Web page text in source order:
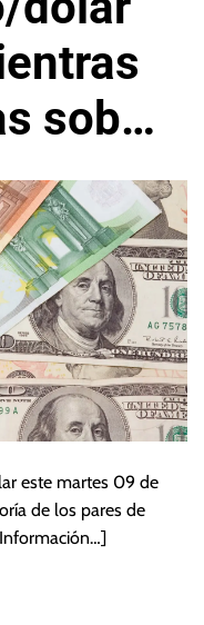
sobre
en
este martes 09 de
de los pares de